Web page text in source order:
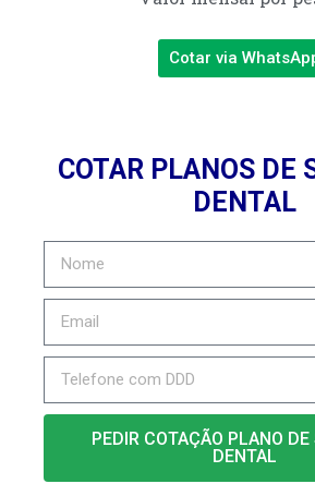
Cotar via
COTAR PLANOS DE
DENTAL
PEDIR COTAÇÃO PLANO DE
DENTAL